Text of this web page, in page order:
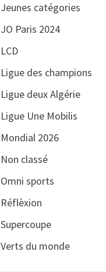
Jeunes catégories
JO Paris 2024
LCD
Ligue des champions
Ligue deux Algérie
Ligue Une Mobilis
Mondial 2026
Non classé
Omni sports
Réflèxion
Supercoupe
Verts du monde